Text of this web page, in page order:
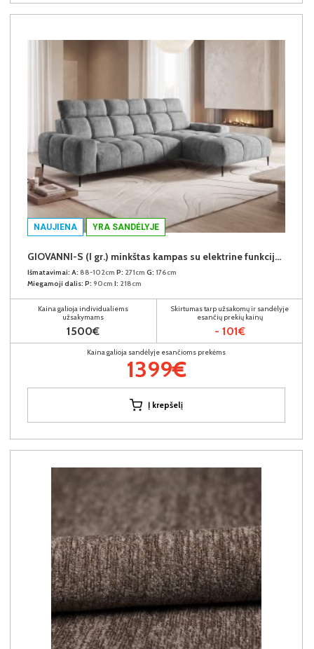
NAUJIENA YRA SANDĖLYJE
GIOVANNI-S (I gr.) minkštas kampas su elektrine funkcija (Aphrodite-21) D
Išmatavimai: A: 88-102cm P: 271cm G: 176cm
Miegamoji dalis: P: 90cm I: 218cm
Kaina galioja individualiems
užsakymams
1500€
Skirtumas tarp užsakomų ir sandėlyje
esančių prekių kainų
- 101€
Kaina galioja sandėlyje esančioms prekėms
1399€
Į krepšelį